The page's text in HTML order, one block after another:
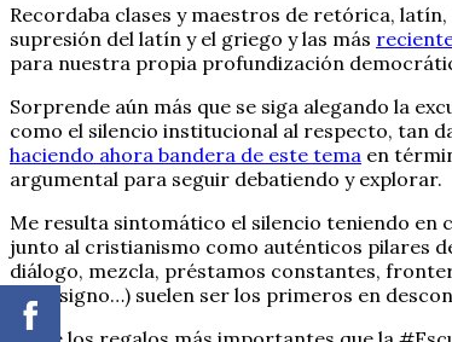
Recordaba clases y maestros de retórica,
supresión del latín y el griego y las más
para nuestra propia profundización
Sorprende aún más que se siga alegando la
como el silencio institucional al respecto, tan
haciendo ahora bandera de este tema en
argumental para seguir debatiendo y explorar.
Me resulta sintomático el silencio teniendo en
junto al cristianismo como auténticos pilares
diálogo, mezcla, préstamos constantes,
todo signo…) suelen ser los primeros en